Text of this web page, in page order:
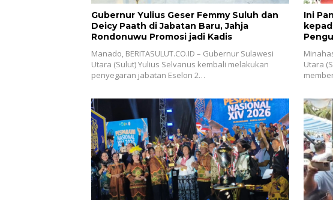
Gubernur Yulius Geser Femmy Suluh dan
Deicy Paath di Jabatan Baru, Jahja
Rondonuwu Promosi jadi Kadis
Manado, BERITASULUT.CO.ID – Gubernur Sulawesi
Utara (Sulut) Yulius Selvanus kembali melakukan
penyegaran jabatan Eselon 2…
Ini
Utara